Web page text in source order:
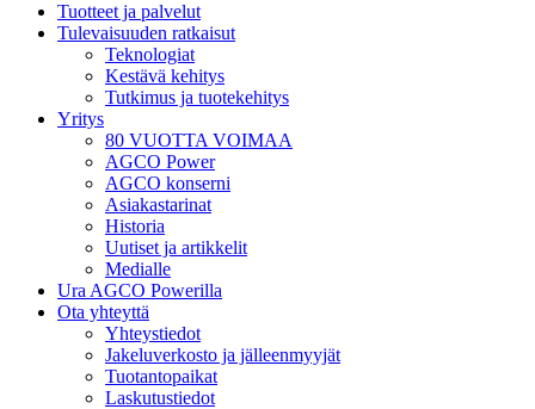
Tuotteet ja palvelut
Tulevaisuuden ratkaisut
Teknologiat
Kestävä kehitys
Tutkimus ja tuotekehitys
Yritys
80 VUOTTA VOIMAA
AGCO Power
AGCO konserni
Asiakastarinat
Historia
Uutiset ja artikkelit
Medialle
Ura AGCO Powerilla
Ota yhteyttä
Yhteystiedot
Jakeluverkosto ja jälleenmyyjät
Tuotantopaikat
Laskutustiedot